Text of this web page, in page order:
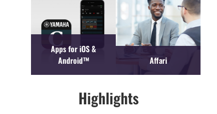
Apps for iOS &
Android™
Affari
Highlights